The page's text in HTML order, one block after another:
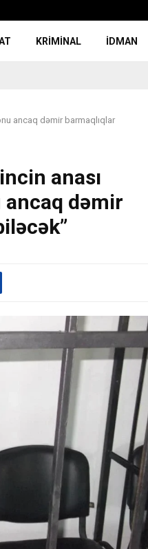
KRIMINAL İDMAN
ancaq dəmir barmaqlıqlar
anası
ancaq dəmir